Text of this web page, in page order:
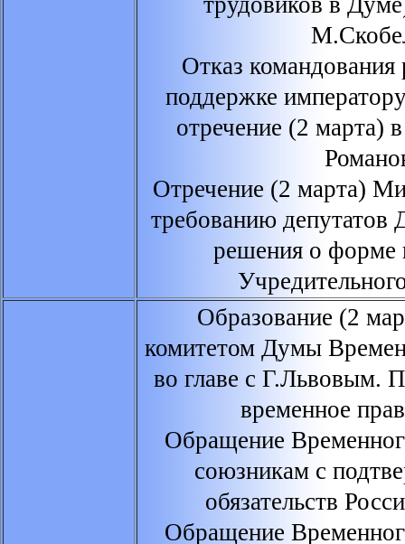
Отказ
поддержке
отречение (2 марта)
Отречение (2 марта)
требованию
решения о форме
Образование (2
комитетом Думы
во главе с Г.Львовым.
временное
Обращение
союзникам с
обязательств
Обращение